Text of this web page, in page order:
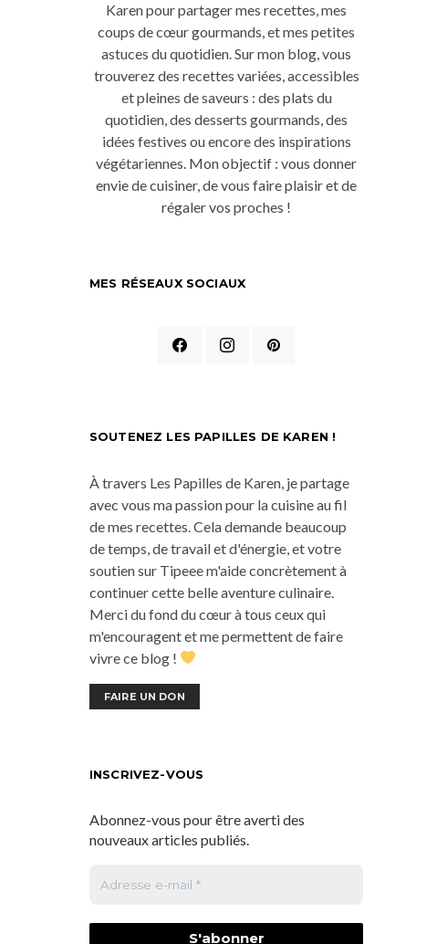
Karen pour partager mes recettes, mes
coups de cœur gourmands, et mes petites
astuces du quotidien. Sur mon blog, vous
trouverez des recettes variées, accessibles
et pleines de saveurs : des plats du
quotidien, des desserts gourmands, des
idées festives ou encore des inspirations
végétariennes. Mon objectif : vous donner
envie de cuisiner, de vous faire plaisir et de
régaler vos proches !
MES RÉSEAUX SOCIAUX
SOUTENEZ LES PAPILLES DE KAREN !
À travers Les Papilles de Karen, je partage
avec vous ma passion pour la cuisine au fil
de mes recettes. Cela demande beaucoup
de temps, de travail et d'énergie, et votre
soutien sur Tipeee m'aide concrètement à
continuer cette belle aventure culinaire.
Merci du fond du cœur à tous ceux qui
m'encouragent et me permettent de faire
vivre ce blog !
FAIRE UN DON
INSCRIVEZ-VOUS
Abonnez-vous pour être averti des
nouveaux articles publiés.